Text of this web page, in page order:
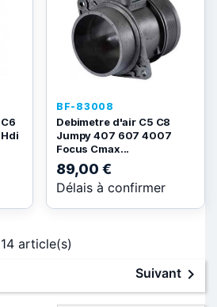
BF-83008
Debimetre d'air C5 C8
Jumpy 407 607 4007
Focus Cmax...
89,00 €
Délais à confirmer
article(s)
Suivant 